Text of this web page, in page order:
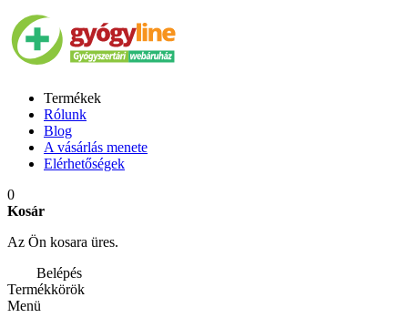
Termékek
Rólunk
Blog
A vásárlás menete
Elérhetőségek
0
Kosár
Az Ön kosara üres.
Belépés
Termékkörök
Menü